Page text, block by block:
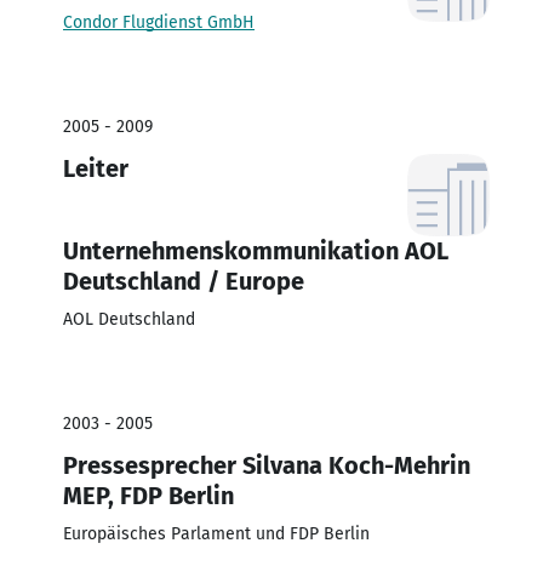
Condor Flugdienst GmbH
2005 - 2009
Leiter
Unternehmenskommunikation AOL
Deutschland / Europe
AOL Deutschland
2003 - 2005
Pressesprecher Silvana Koch-Mehrin
MEP, FDP Berlin
Europäisches Parlament und FDP Berlin